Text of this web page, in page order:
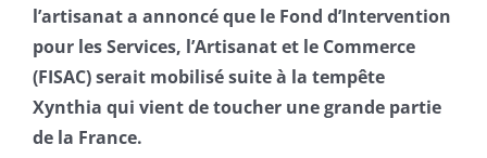
l’artisanat a annoncé que le Fond d’Intervention
pour les Services, l’Artisanat et le Commerce
(FISAC) serait mobilisé suite à la tempête
Xynthia qui vient de toucher une grande partie
de la France.